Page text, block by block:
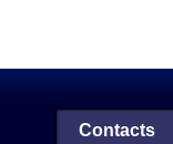
Contacts